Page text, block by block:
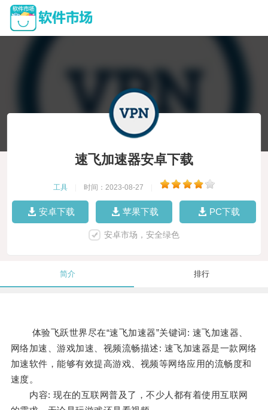
速飞加速器安卓下载
工具 时间：2023-08-27
安卓下载 苹果下载 PC下载
安卓市场，安全绿色
简介 排行
体验飞跃世界尽在“速飞加速器”关键词: 速飞加速器、
网络加速、游戏加速、视频流畅描述: 速飞加速器是一款网络
加速软件，能够有效提高游戏、视频等网络应用的流畅度和
速度。
内容: 现在的互联网普及了，不少人都有着使用互联网